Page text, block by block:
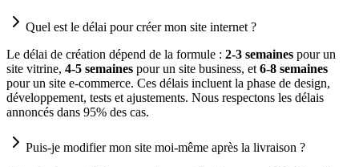
Quel est le délai pour créer mon site internet ?
Le délai de création dépend de la formule : 2-3 semaines pour un
site vitrine, 4-5 semaines pour un site business, et 6-8 semaines
pour un site e-commerce. Ces délais incluent la phase de design,
développement, tests et ajustements. Nous respectons les délais
annoncés dans 95% des cas.
Puis-je modifier mon site moi-même après la livraison ?